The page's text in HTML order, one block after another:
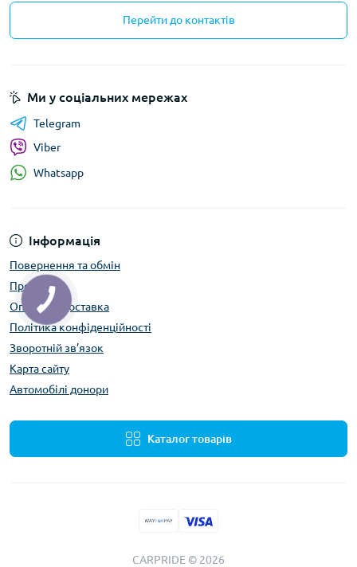
Перейти до контактів
Інформація
Повернення та обмін
Про нас
Оплата та доставка
Політика конфіденційності
Зворотній зв’язок
Карта сайту
Автомобілі донори
Каталог товарів
Ми у соціальних мережах
Telegram
Viber
Whatsapp
CARPRIDE © 2026